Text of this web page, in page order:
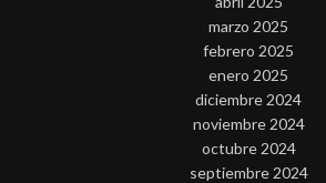
marzo 2025
febrero 2025
enero 2025
diciembre 2024
noviembre 2024
octubre 2024
septiembre 2024